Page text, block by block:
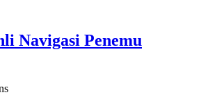
Navigasi Penemu